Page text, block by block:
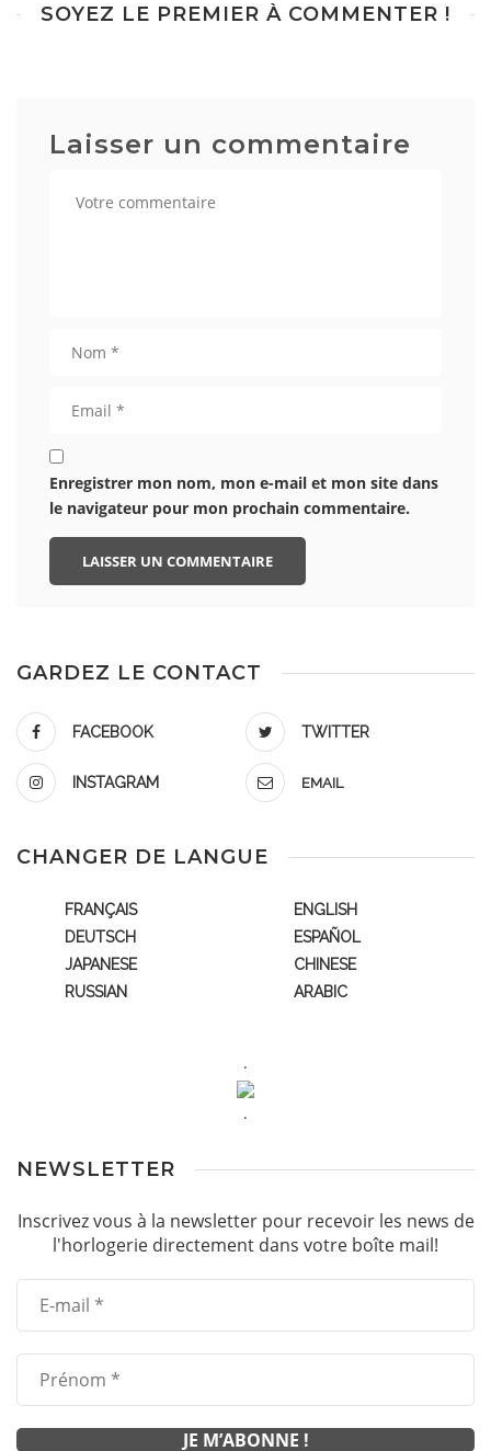
SOYEZ LE PREMIER À COMMENTER !
Laisser un commentaire
Enregistrer mon nom, mon e-mail et mon site dans
le navigateur pour mon prochain commentaire.
GARDEZ LE CONTACT
FACEBOOK TWITTER
INSTAGRAM EMAIL
CHANGER DE LANGUE
FRANÇAIS
ENGLISH
DEUTSCH
ESPAÑOL
JAPANESE
CHINESE
RUSSIAN
ARABIC
.
.
NEWSLETTER
Inscrivez vous à la newsletter pour recevoir les news de
l'horlogerie directement dans votre boîte mail!